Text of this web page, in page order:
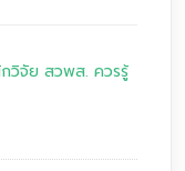
วิจัย สวพส. ควรรู้